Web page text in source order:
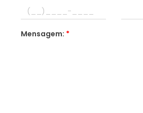
Mensagem: *